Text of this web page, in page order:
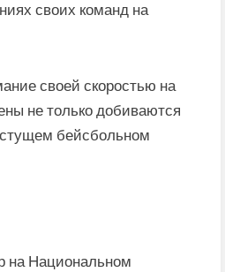
своих команд на
своей скоростью на
не только добиваются
бейсбольном
на Национальном